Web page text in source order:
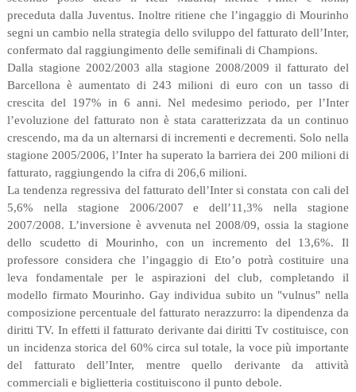
preceduta dalla Juventus. Inoltre ritiene che l’ingaggio di Mourinho
segni un cambio nella strategia dello sviluppo del fatturato dell’Inter,
confermato dal raggiungimento delle semifinali di Champions.
Dalla stagione 2002/2003 alla stagione 2008/2009 il fatturato del
Barcellona è aumentato di 243 milioni di euro con un tasso di
crescita del 197% in 6 anni. Nel medesimo periodo, per l’Inter
l’evoluzione del fatturato non è stata caratterizzata da un continuo
crescendo, ma da un alternarsi di incrementi e decrementi. Solo nella
stagione 2005/2006, l’Inter ha superato la barriera dei 200 milioni di
fatturato, raggiungendo la cifra di 206,6 milioni.
La tendenza regressiva del fatturato dell’Inter si constata con cali del
5,6% nella stagione 2006/2007 e dell’11,3% nella stagione
2007/2008. L’inversione è avvenuta nel 2008/09, ossia la stagione
dello scudetto di Mourinho, con un incremento del 13,6%. Il
professore considera che l’ingaggio di Eto’o potrà costituire una
leva fondamentale per le aspirazioni del club, completando il
modello firmato Mourinho. Gay individua subito un "vulnus" nella
composizione percentuale del fatturato nerazzurro: la dipendenza da
diritti TV. In effetti il fatturato derivante dai diritti Tv costituisce, con
un incidenza storica del 60% circa sul totale, la voce più importante
del fatturato dell’Inter, mentre quello derivante da attività
commerciali e biglietteria costituiscono il punto debole.